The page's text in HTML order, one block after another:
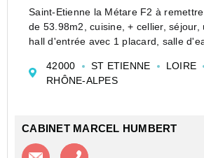
Saint-Etienne la Métare F2 à
de 53.98m2, cuisine, + cellier, séjour,
hall d'entrée avec 1 placard, salle
commodités iut, commerces et
42000 ST ETIENNE LOIRE
RHÔNE-ALPES
CABINET MARCEL HUMBERT
Contacter l'agence